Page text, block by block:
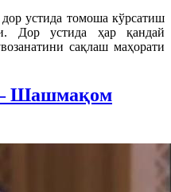
устида томоша кўрсатиш
Дор устида ҳар қандай
сақлаш маҳорати
Шашмақом